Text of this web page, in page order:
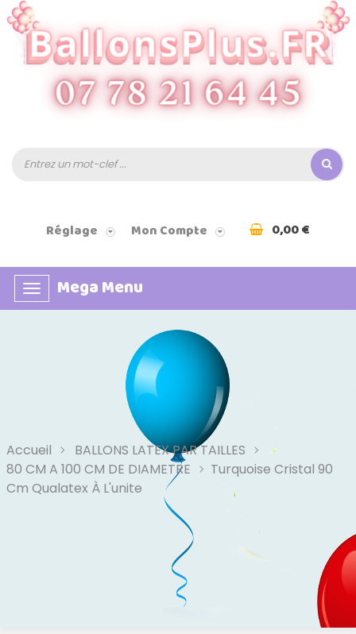
Réglage Mon Compte 0,00 €
Basculer
la
Mega Menu
Accueil
BALLONS LATEX PAR TAILLES
80 CM A 100 CM DE DIAMETRE
Turquoise Cristal 90
Cm Qualatex À L'unite